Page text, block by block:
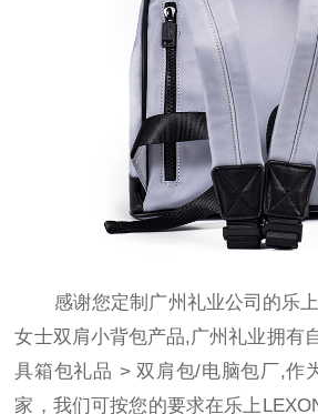
感谢您定制广州礼业公司的乐上
女士双肩小背包产品,广州礼业拥有
具箱包礼品 >双肩包/电脑包厂,作
家，我们可按您的要求在乐上